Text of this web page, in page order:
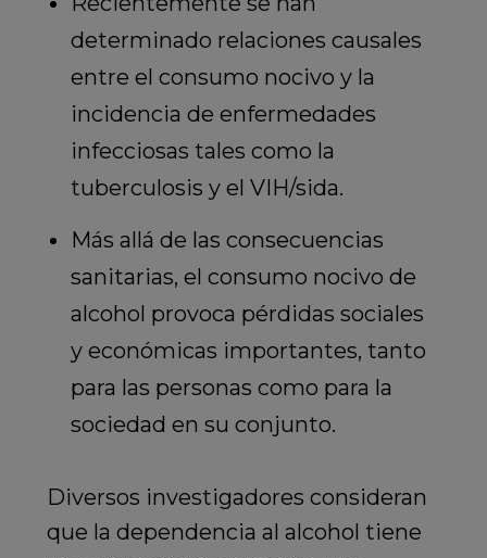
determinado relaciones causales
entre el consumo nocivo y la
incidencia de enfermedades
infecciosas tales como la
tuberculosis y el VIH/sida.
Más allá de las consecuencias
sanitarias, el consumo nocivo de
alcohol provoca pérdidas sociales
y económicas importantes, tanto
para las personas como para la
sociedad en su conjunto.
Diversos investigadores consideran
que la dependencia al alcohol tiene